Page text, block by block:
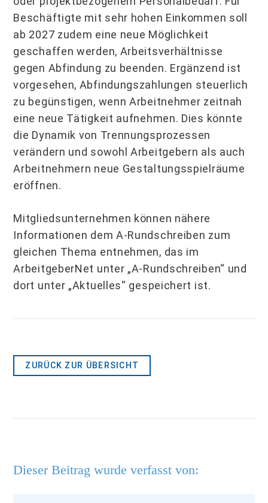
Beschäftigte mit sehr hohen Einkommen soll
ab 2027 zudem eine neue Möglichkeit
geschaffen werden, Arbeitsverhältnisse
gegen Abfindung zu been­den. Ergänzend ist
vorgesehen, Abfindungszahlungen steuerlich
zu begünstigen, wenn Arbeitnehmer zeitnah
eine neue Tätigkeit aufnehmen. Dies könnte
die Dynamik von Trennungsprozessen
verändern und sowohl Arbeitgebern als auch
Arbeitnehmern neue Gestaltungsspielräume
eröffnen.
Mitgliedsunternehmen können nähere
Informationen dem A-Rundschreiben zum
gleichen Thema entnehmen, das im
ArbeitgeberNet unter „A-Rundschreiben“ und
dort unter „Aktuelles“ gespeichert ist.
ZURÜCK ZUR ÜBERSICHT
Dieser Beitrag wurde verfasst von: